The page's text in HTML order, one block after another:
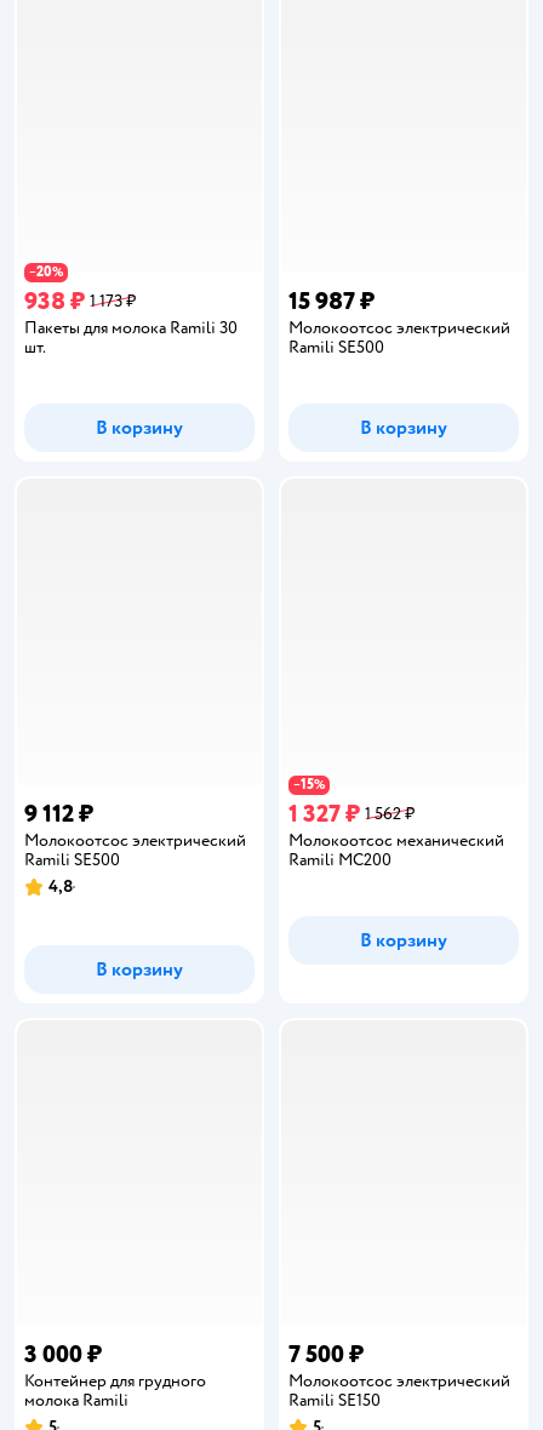
−20%
938 ₽ 1 173 ₽
Пакеты для молока Ramili 30
шт.
В корзину
15 987 ₽
Молокоотсос электрический
Ramili SE500
В корзину
9 112 ₽
Молокоотсос электрический
Ramili SE500
Рейтинг:
4,8
В корзину
−15%
1 327 ₽ 1 562 ₽
Молокоотсос механический
Ramili MC200
В корзину
3 000 ₽
Контейнер для грудного
молока Ramili
7 500 ₽
Молокоотсос электрический
Ramili SE150